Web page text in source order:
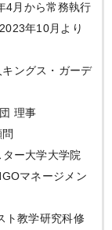
4月から常務執行
年10月より
ングス・ガーデ
理事
ー大学大学院
マネージメン
ト教学研究科修